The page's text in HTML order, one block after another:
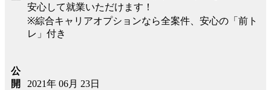
安心して就業いただけます！
※綜合キャリアオプションなら全案件、安心の「前ト
レ」付き
公
開
2021年 06月 23日